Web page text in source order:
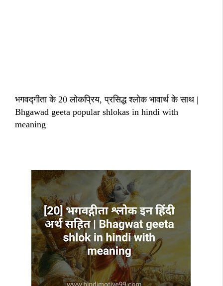
भगवद्गीता के 20 लोकप्रिय, प्रसिद्ध श्लोक भावार्थ के साथ |
Bhgawad geeta popular shlokas in hindi with
meaning